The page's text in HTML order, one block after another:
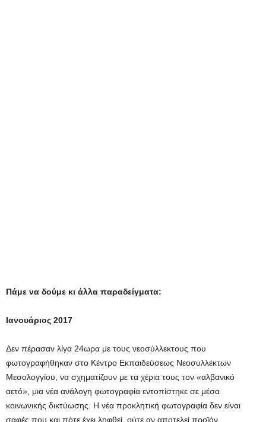
Πάμε να δούμε κι άλλα παραδείγματα:
Ιανουάριος 2017
Δεν πέρασαν λίγα 24ωρα με τους νεοσύλλεκτους που
φωτογραφήθηκαν στο Κέντρο Εκπαιδεύσεως Νεοσυλλέκτων
Μεσολογγίου, να σχηματίζουν με τα χέρια τους τον «αλβανικό
αετό», μια νέα ανάλογη φωτογραφία εντοπίστηκε σε μέσα
κοινωνικής δικτύωσης. Η νέα προκλητική φωτογραφία δεν είναι
σαφές που και πότε έχει ληφθεί, ούτε αν αποτελεί προϊόν